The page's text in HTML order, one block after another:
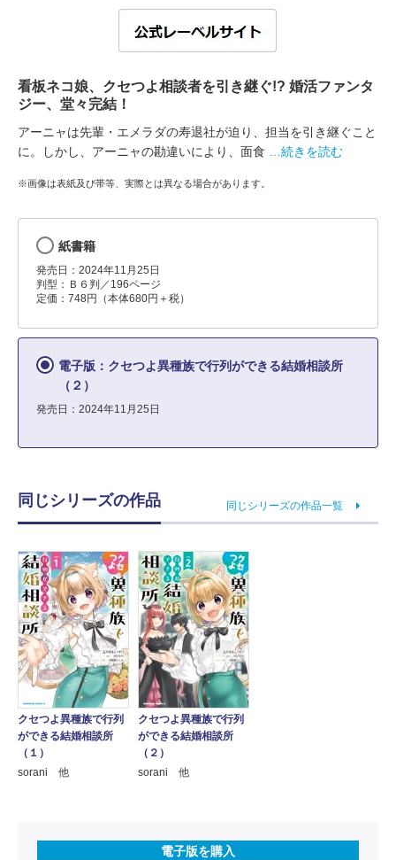
看板ネコ娘、クセつよ相談者を引き継ぐ!? 婚活ファンタ
ジー、堂々完結！
アーニャは先輩・エメラダの寿退社が迫り、担当を引き継ぐこと
に。しかし、アーニャの勘違いにより、面食
…続きを読む
※画像は表紙及び帯等、実際とは異なる場合があります。
紙書籍
発売日：2024年11月25日
判型：Ｂ６判／196ページ
定価：748円（本体680円＋税）
電子版：クセつよ異種族で行列ができる結婚相談所
（２）
発売日：2024年11月25日
同じシリーズの作品 同じシリーズの作品一覧
クセつよ異種族で行列
ができる結婚相談所
（１）
sorani 他
クセつよ異種族で行列
ができる結婚相談所
（２）
sorani 他
電子版を購入